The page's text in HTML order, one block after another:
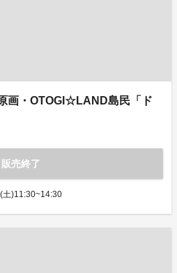
画・OTOGI☆LAND島民「ド
販売終了
土)11:30~14:30